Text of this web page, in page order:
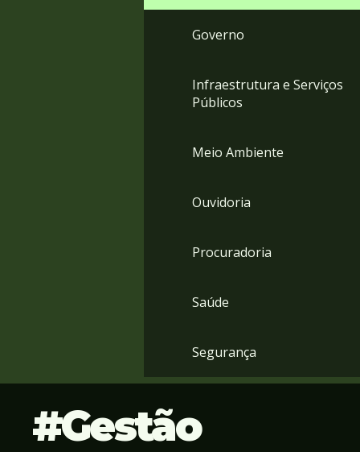
Governo
Infraestrutura e Serviços
Públicos
Meio Ambiente
Ouvidoria
Procuradoria
Saúde
Segurança
Gestão